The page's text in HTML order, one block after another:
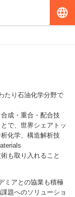
たり石油化学分野で
成・重合・配合技
で、世界シェアトッ
化学、構造解析技
も取り入れること
ミアとの協業も積極
題へのソリューショ